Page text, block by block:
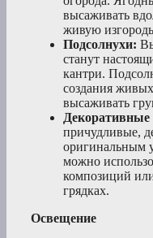
высаживать
живую
Подсолнухи:
станут
кантри.
создания
высаживать
причудливые,
оригинальным
можно
композиций
грядках.
Освещение